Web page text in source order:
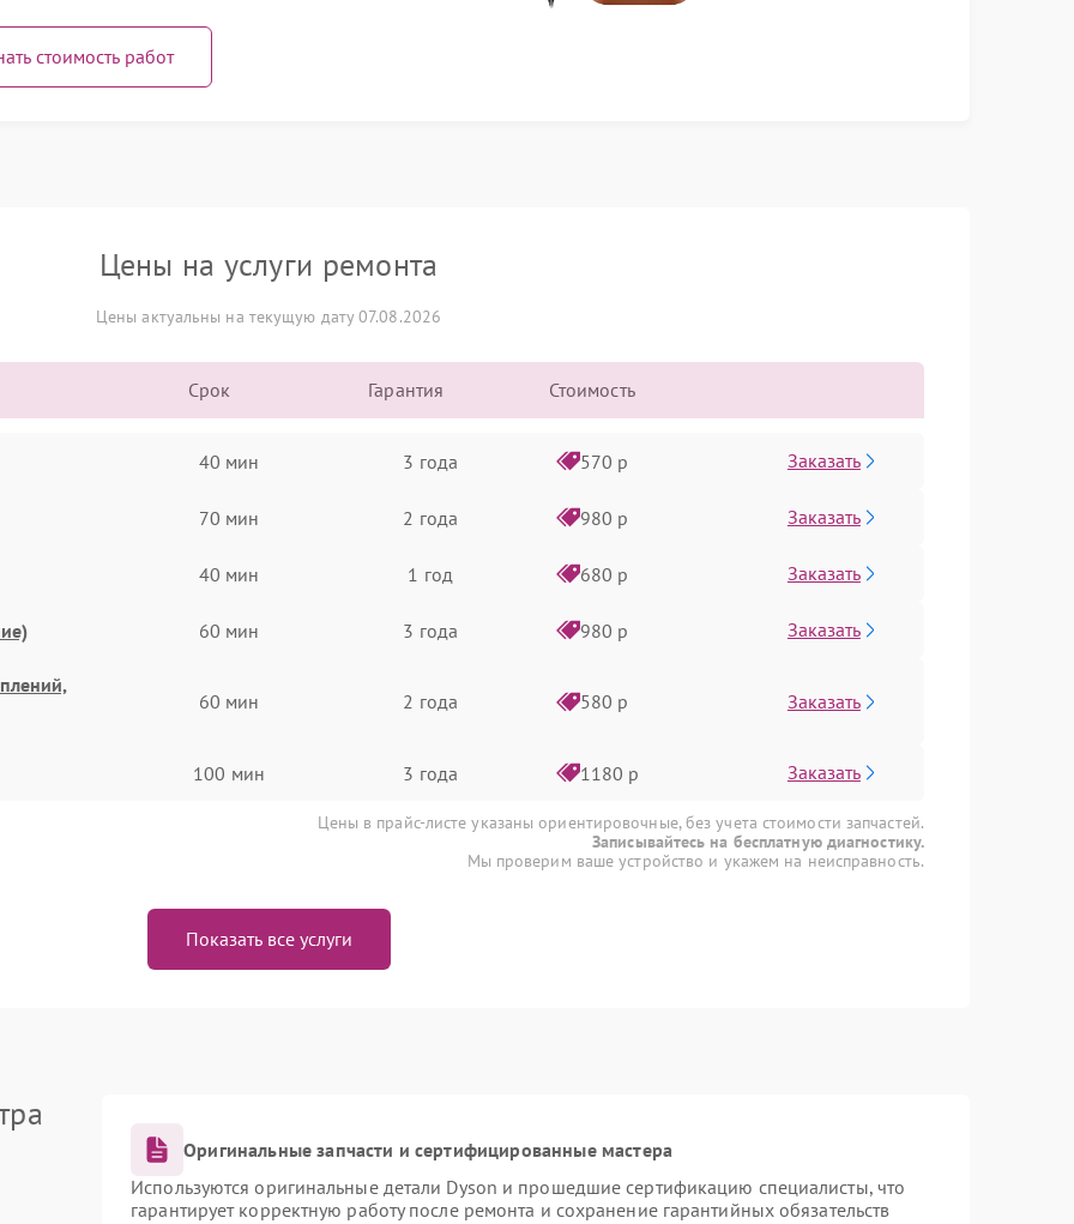
стоимость работ
Цены на услуги ремонта
Цены актуальны на текущую дату 07.08.2026
Срок Гарантия Стоимость
40 мин 3 года 570 р Заказать
70 мин 2 года 980 р Заказать
40 мин 1 год 680 р Заказать
60 мин 3 года 980 р Заказать
60 мин 2 года 580 р Заказать
100 мин 3 года 1180 р Заказать
Цены в прайс-листе указаны ориентировочные, без учета стоимости запчастей.
Записывайтесь на бесплатную диагностику.
Мы проверим ваше устройство и укажем на неисправность.
Показать все услуги
Оригинальные запчасти и сертифицированные мастера
Используются оригинальные детали Dyson и прошедшие сертификацию специалисты, что
гарантирует корректную работу после ремонта и сохранение гарантийных обязательств